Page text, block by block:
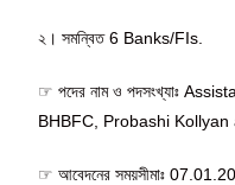
২। সমন্বিত 6 Banks/FIs.
☞ পদের নাম ও পদসংখ্যাঃ
BHBFC, Probashi Kollyan
☞ আবেদনের সময়সীমাঃ